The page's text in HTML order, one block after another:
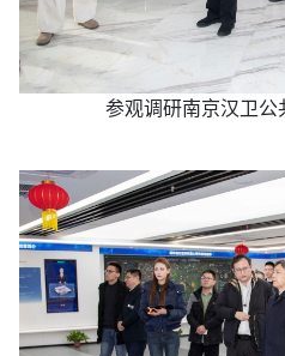
参观调研南京汉卫公